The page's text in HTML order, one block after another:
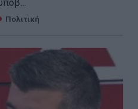
Πολιτική